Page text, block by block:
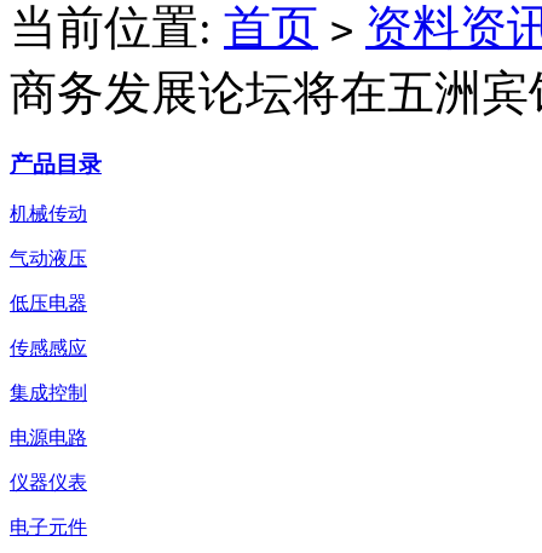
当前位置: 首页 > 资料资
商务发展论坛将在五洲宾
产品目录
机械传动
气动液压
低压电器
传感感应
集成控制
电源电路
仪器仪表
电子元件